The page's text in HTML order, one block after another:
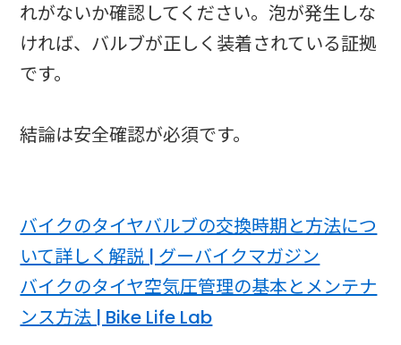
れがないか確認してください。泡が発生しな
ければ、バルブが正しく装着されている証拠
です。
結論は安全確認が必須です。
バイクのタイヤバルブの交換時期と方法につ
いて詳しく解説 | グーバイクマガジン
バイクのタイヤ空気圧管理の基本とメンテナ
ンス方法 | Bike Life Lab